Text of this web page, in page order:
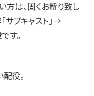
方は、固くお断り致し
サブキャスト」→
す。
役。